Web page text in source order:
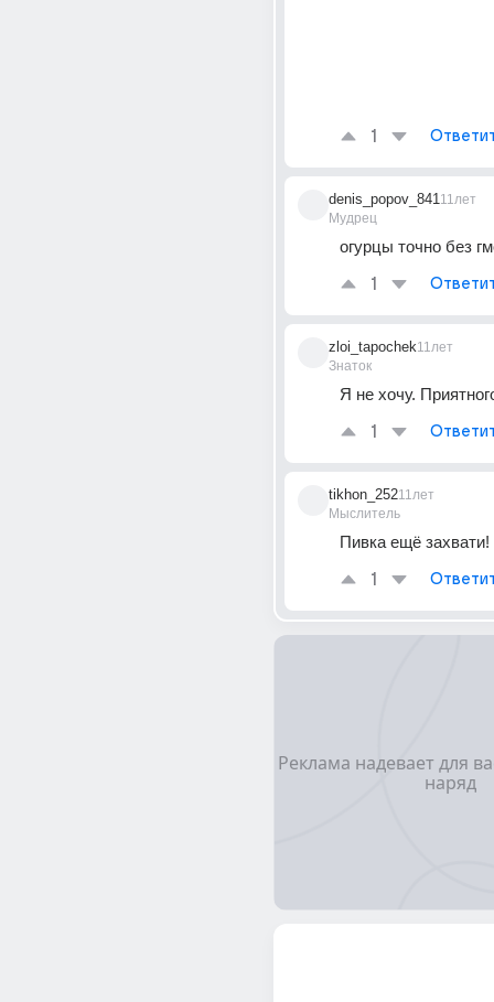
1
denis_popov_841
Мудрец
11лет
огурцы точно без
1
zloi_tapochek
Знаток
11лет
Я не хочу.
1
tikhon_252
Мыслитель
11лет
Пивка ещё захвати!
1